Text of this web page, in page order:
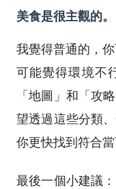
美食是很主觀的。
我覺得普通的，
可能覺得環境不
「地圖」和「攻
望透過這些分類
你更快找到符合
最後一個小建議